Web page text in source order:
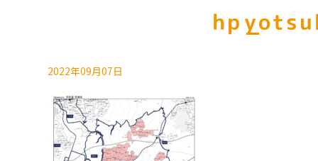
2022年09月07日